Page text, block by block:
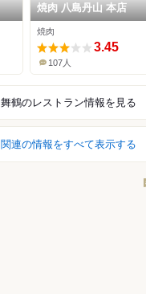
焼肉 八島丹山 本店
焼肉
3.45
107人
舞鶴のレストラン情報を見る
関連の情報をすべて表示する